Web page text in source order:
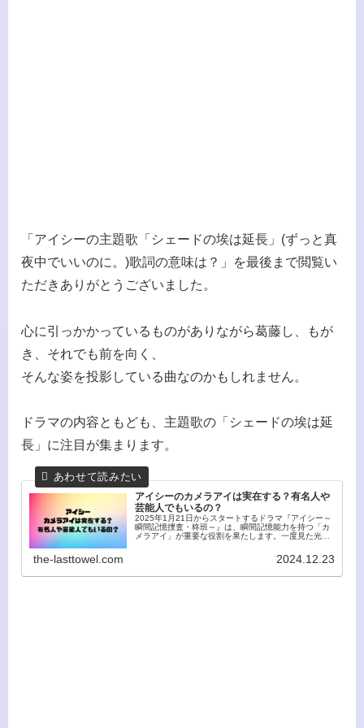
「アイシーの主題歌「シェードの埃は延長」(ずっと真
夜中でいいのに。)歌詞の意味は？」を最後まで閲覧い
ただきありがとうございました。
心に引っかかっているものがありながら葛藤し、もが
き、それでも前を向く、
そんな姿を投影している曲なのかもしれません。
ドラマの内容ともども、主題歌の「シェードの埃は延
長」に注目が集まります。
アイシーのカメラアイは実在する？有名人や
芸能人でもいるの？
2025年1月21日からスタートするドラマ『アイシー～
瞬間記憶捜査・柊班～』は、瞬間記憶能力を持つ「カ
メラアイ」が重要な役割を果たします。一度見た光景
いう能力は現実にも存在するのか、またその才...
the-lasttowel.com 2024.12.23